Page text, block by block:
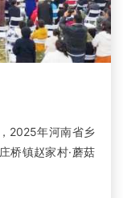
2025年河南省乡
桥镇赵家村·蘑菇